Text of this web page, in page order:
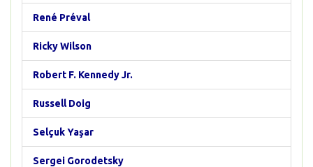
René Préval
Ricky Wilson
Robert F. Kennedy Jr.
Russell Doig
Selçuk Yaşar
Sergei Gorodetsky